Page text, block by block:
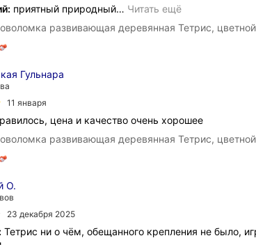
приятный природный… Читать ещё
развивающая деревянная Тетрис,
Гульнара
11 января
цена и качество очень хорошее
развивающая деревянная Тетрис,
О.
23 декабря 2025
Тетрис ни о чём, обещанного крепления не было,